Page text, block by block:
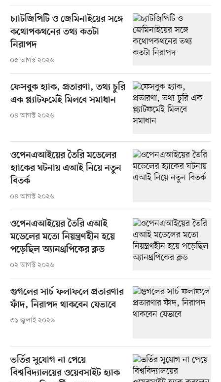
চ্যাটজিপিটি ও জেমিনাইয়ের সঙ্গে
কথোপকথনের তথ্য কতটা
নিরাপদ
০৫ আগস্ট ২০২৬
ফেসবুক হ্যাক, প্রতারণা, তথ্য চুরি
এক প্ল্যাটফর্মেই মিলবে সমাধান
০৪ আগস্ট ২০২৬
ওপেনএআইয়ের তৈরি মডেলের
হ্যাকের ঘটনায় এআই নিয়ে নতুন
বিতর্ক
০৪ আগস্ট ২০২৬
ওপেনএআইয়ের তৈরি এআই
মডেলের মতো নিয়ন্ত্রণহীন হয়ে
পড়েছিল অ্যানথ্রপিকের ক্লড
০২ আগস্ট ২০২৬
গুগলের সার্চ ফলাফলে প্রতারণার
ফাঁদ, নিরাপদ থাকবেন যেভাবে
৩১ জুলাই ২০২৬
ভর্তির সুযোগ না পেয়ে
বিশ্ববিদ্যালয়ের ওয়েবসাইট হ্যাক